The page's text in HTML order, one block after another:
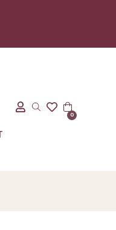
0